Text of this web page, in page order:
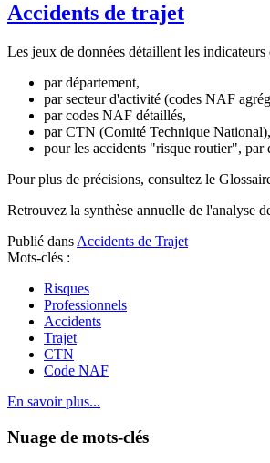
Accidents de trajet
Les jeux de données détaillent les
par département,
par secteur d'activité (codes NAF
par codes NAF détaillés,
par CTN (Comité Technique National),
pour les accidents "risque routier", par
Pour plus de précisions, consultez le
Retrouvez la synthèse annuelle de l'analyse
Publié dans Accidents de Trajet
Mots-clés :
Risques
Professionnels
Accidents
Trajet
CTN
Code NAF
En savoir plus...
Nuage de mots-clés